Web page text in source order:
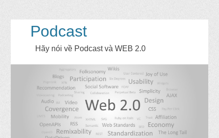
Podcast
Hãy nói về Podcast và WEB 2.0